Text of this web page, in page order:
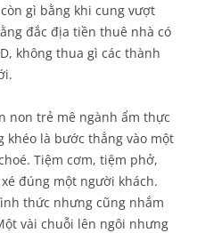
gì bằng khi cung vượt
đắc địa tiền thuê nhà có
không thua gì các thành
non trẻ mê ngành ẩm thực
khéo là bước thẳng vào một
Tiệm cơm, tiệm phở,
đúng một người khách.
thức nhưng cũng nhắm
vài chuỗi lên ngôi nhưng